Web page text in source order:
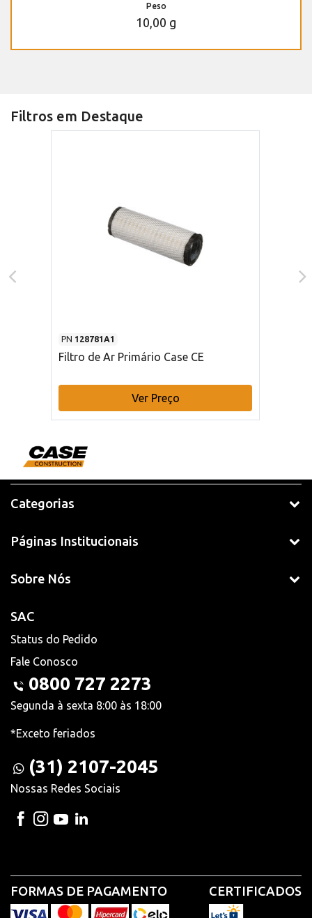
Peso
10,00 g
Filtros em Destaque
PN 128781A1
Filtro de Ar Primário Case CE
Ver Preço
Categorias
Páginas Institucionais
Sobre Nós
SAC
Status do Pedido
Fale Conosco
0800 727 2273
Segunda à sexta 8:00 às 18:00
*Exceto feriados
(31) 2107-2045
Nossas Redes Sociais
FORMAS DE PAGAMENTO CERTIFICADOS